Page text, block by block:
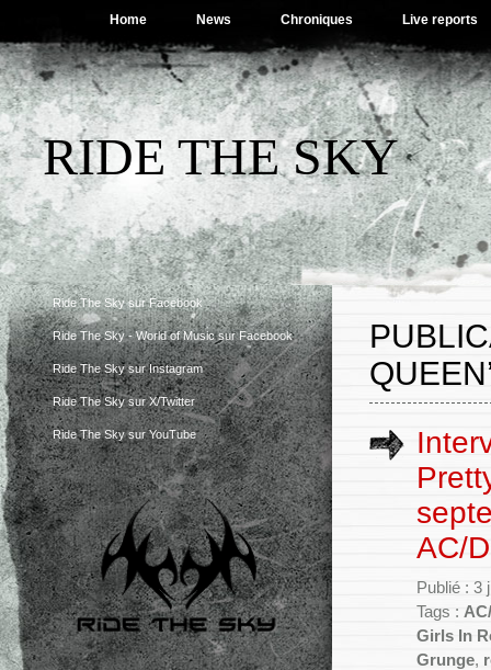
Home News Chroniques Live reports
RIDE THE SKY
Ride The Sky sur Facebook
Ride The Sky - World of Music sur Facebook
Ride The Sky sur Instagram
Ride The Sky sur X/Twitter
Ride The Sky sur YouTube
AC/
Publié : 3
Tags :
Girls In
Grunge,